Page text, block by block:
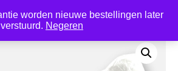
worden nieuwe bestellingen later
verstuurd. Negeren